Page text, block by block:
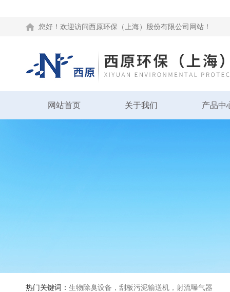
您好！欢迎访问西原环保（上海）股份有限公司网站！
网站首页 关于我们 产品中
热门关键词： 生物除臭设备，刮板污泥输送机，射流曝气器